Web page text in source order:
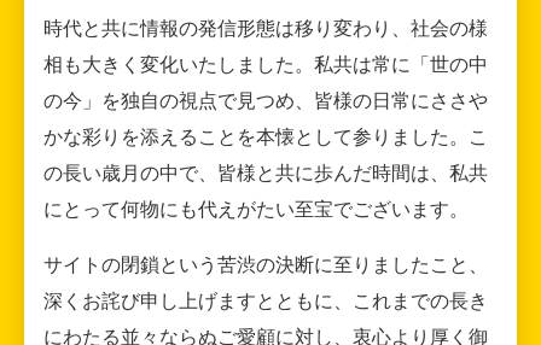
時代と共に情報の発信形態は移り変わり、社会の様
相も大きく変化いたしました。私共は常に「世の中
の今」を独自の視点で見つめ、皆様の日常にささや
かな彩りを添えることを本懐として参りました。こ
の長い歳月の中で、皆様と共に歩んだ時間は、私共
にとって何物にも代えがたい至宝でございます。
サイトの閉鎖という苦渋の決断に至りましたこと、
深くお詫び申し上げますとともに、これまでの長き
にわたる並々ならぬご愛顧に対し、衷心より厚く御